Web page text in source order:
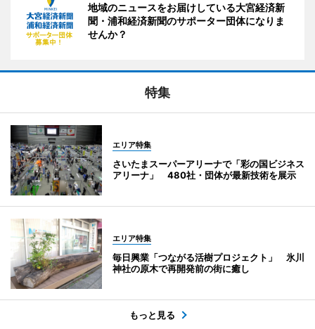
地域のニュースをお届けしている大宮経済新
聞・浦和経済新聞のサポーター団体になりま
せんか？
特集
エリア特集
さいたまスーパーアリーナで「彩の国ビジネス
アリーナ」 480社・団体が最新技術を展示
エリア特集
毎日興業「つながる活樹プロジェクト」 氷川
神社の原木で再開発前の街に癒し
もっと見る